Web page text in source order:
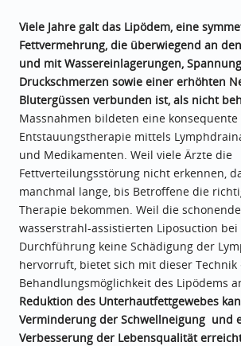
Viele Jahre galt das Lipödem, eine
Fettvermehrung, die überwiegend an
und mit Wassereinlagerungen,
Druckschmerzen sowie einer erhöhten
Blutergüssen verbunden ist, als nicht
Massnahmen bildeten eine konsequente
Entstauungstherapie mittels
und Medikamenten. Weil viele Ärzte die
Fettverteilungsstörung nicht erkennen,
manchmal lange, bis Betroffene die
Therapie bekommen. Weil die
wasserstrahl-assistierten Liposuction
Durchführung keine Schädigung der
hervorruft, bietet sich mit dieser Technik
Behandlungsmöglichkeit des Lipödems
Reduktion des Unterhautfettgewebes
Verminderung der Schwellneigung und
Verbesserung der Lebensqualität